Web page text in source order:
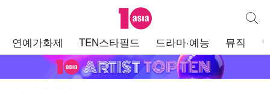
텐아시아 통합
연예가화제 TEN스타필드 드라마·예능 뮤직